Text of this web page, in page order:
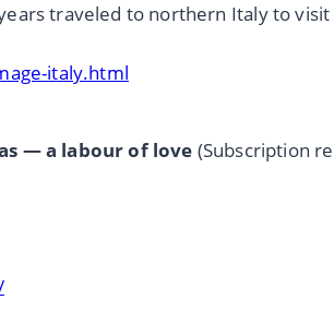
traveled to northern Italy to
italy.html
— a labour of love (Subscription